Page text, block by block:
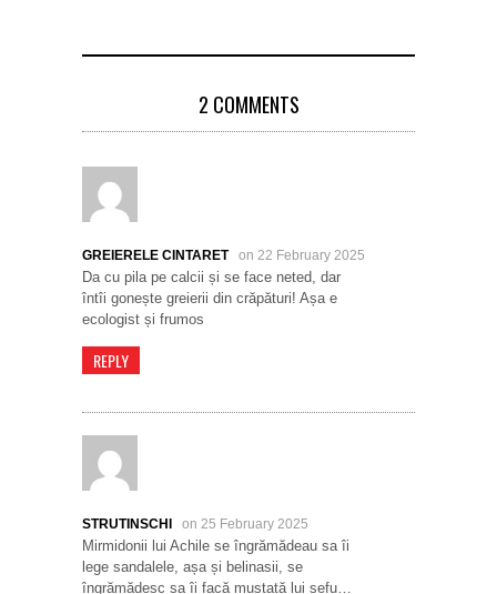
2 COMMENTS
GREIERELE CINTARET on 22 February 2025
Da cu pila pe calcii și se face neted, dar
întîi gonește greierii din crăpături! Așa e
ecologist și frumos
REPLY
STRUTINSCHI on 25 February 2025
Mirmidonii lui Achile se îngrămădeau sa îi
lege sandalele, așa și belinasii, se
îngrămădesc sa îi facă mustață lui șefu…